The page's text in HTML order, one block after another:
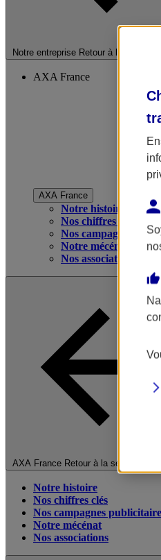
Notre entreprise Retour à la section
AXA France
AXA France
Notre histoire
Nos chiffres clés
Nos campagnes
Notre mécénat
Nos associations
AXA France Retour à la section
Notre histoire
Nos chiffres clés
Nos campagnes
Notre mécénat
Nos associations